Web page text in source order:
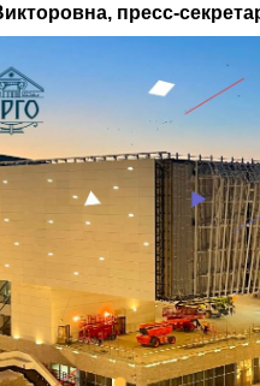
пресс-